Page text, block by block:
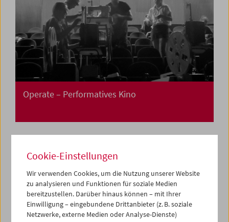
Operate – Performatives Kino
Cookie-Einstellungen
Wir verwenden Cookies, um die Nutzung unserer Website
zu analysieren und Funktionen für soziale Medien
bereitzustellen. Darüber hinaus können – mit Ihrer
Einwilligung – eingebundene Drittanbieter (z. B. soziale
Netzwerke, externe Medien oder Analyse-Dienste)